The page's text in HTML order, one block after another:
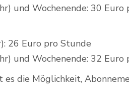
und Wochenende: 30 Euro
26 Euro pro Stunde
und Wochenende: 32 Euro
die Möglichkeit,